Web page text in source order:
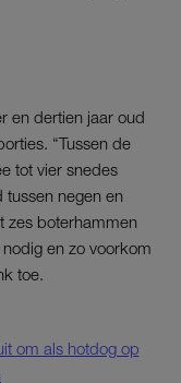
en dertien jaar oud
“Tussen de
tot vier snedes
negen en
zes boterhammen
en zo voorkom
toe.
om als hotdog op